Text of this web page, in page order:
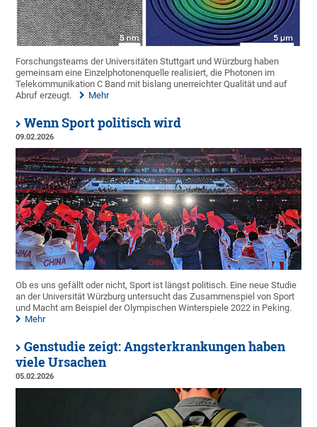
Forschungsteams der Universitäten Stuttgart und Würzburg haben
gemeinsam eine Einzelphotonenquelle realisiert, die Photonen im
Telekommunikation C Band mit bislang unerreichter Qualität und auf
Abruf erzeugt.
Mehr
Wenn Sport politisch wird
09.02.2026
Ob es uns gefällt oder nicht, Sport ist längst politisch. Eine neue Studie
an der Universität Würzburg untersucht das Zusammenspiel von Sport
und Macht am Beispiel der Olympischen Winterspiele 2022 in Peking.
Mehr
Genstudie zeigt: Angsterkrankungen haben
viele Ursachen
05.02.2026